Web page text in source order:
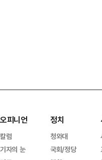
오피니언
칼럼
기자의 눈
정치
청와대
국회/정당